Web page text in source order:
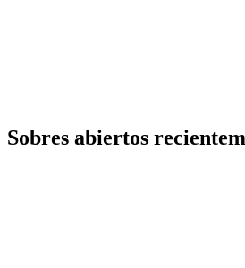
Sobres abiertos